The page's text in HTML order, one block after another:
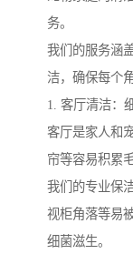
务。
我们的服务涵
洁，确保每个
1. 客厅清洁：
客厅是家人和
帘等容易积累
我们的专业保
视柜角落等易
细菌滋生。